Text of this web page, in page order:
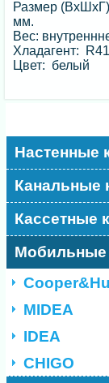
Размер
мм.
Вес:
Хладагент:
Цвет: белый
Настенные
Канальные
Кассетные
Мобильные
MIDEA
IDEA
CHIGO